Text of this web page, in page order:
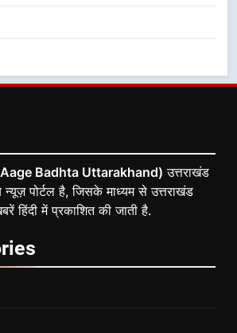
(Aage Badhta Uttarakhand) उत्तराखंड
पोर्टल है, जिसके माध्यम से उत्तराखंड
हिंदी में प्रकाशित की जाती है.